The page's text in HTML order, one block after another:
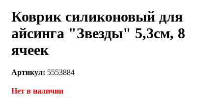
Коврик силиконовый для
айсинга "Звезды" 5,3см, 8
ячеек
Артикул: 5553884
Нет в наличии